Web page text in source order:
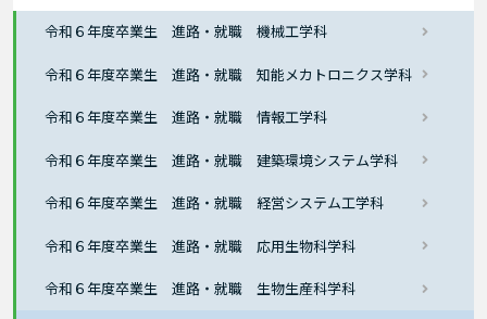
令和６年度卒業生 進路・就職 機械工学科
令和６年度卒業生 進路・就職 知能メカトロニクス学科
令和６年度卒業生 進路・就職 情報工学科
令和６年度卒業生 進路・就職 建築環境システム学科
令和６年度卒業生 進路・就職 経営システム工学科
令和６年度卒業生 進路・就職 応用生物科学科
令和６年度卒業生 進路・就職 生物生産科学科